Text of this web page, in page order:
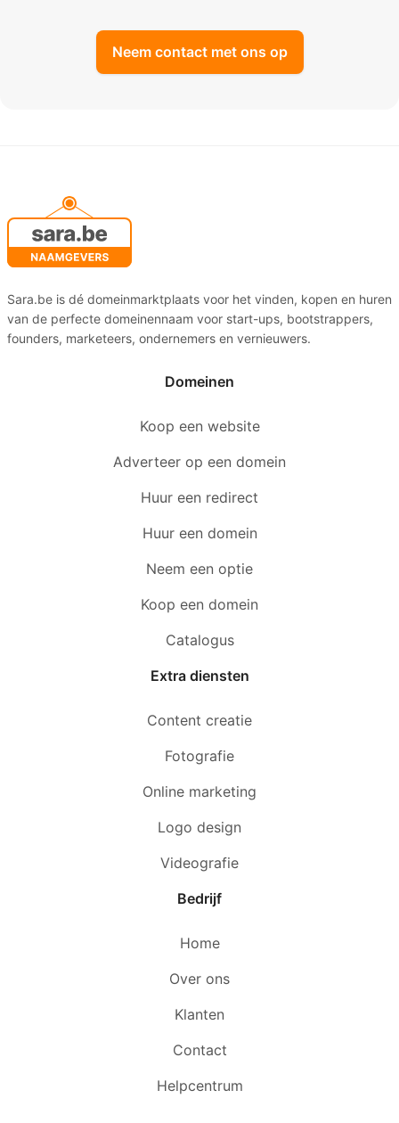
Neem contact met ons op
Sara.be is dé domeinmarktplaats voor het vinden, kopen en huren
van de perfecte domeinennaam voor start-ups, bootstrappers,
founders, marketeers, ondernemers en vernieuwers.
Domeinen
Koop een website
Adverteer op een domein
Huur een redirect
Huur een domein
Neem een optie
Koop een domein
Catalogus
Extra diensten
Content creatie
Fotografie
Online marketing
Logo design
Videografie
Bedrijf
Home
Over ons
Klanten
Contact
Helpcentrum